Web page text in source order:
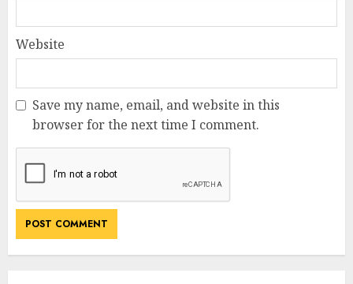
Website
Save my name, email, and website in this
browser for the next time I comment.